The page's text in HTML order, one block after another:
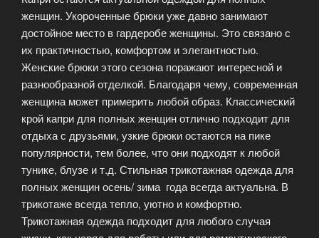
женщин. Укороченные брюки уже давно занимают
достойное место в гардеробе женщины. Это связано с
их практичностью, комфортом и элегантностью.
Женские брюки этого сезона поражают интересной и
разнообразной отделкой. Благодаря чему, современная
женщина может примерить любой образ. Классический
крой капри для полных женщин отлично подходит для
отдыха с друзьями, узкие брюки остаются на пике
популярности, тем более, что они подходят к любой
тунике, блузе и т.д. Стильная трикотажная одежда для
полных женщин осень/ зима года всегда актуальна. В
трикотаже всегда тепло, уютно и комфортно.
Трикотажная одежда подходит для любого случая